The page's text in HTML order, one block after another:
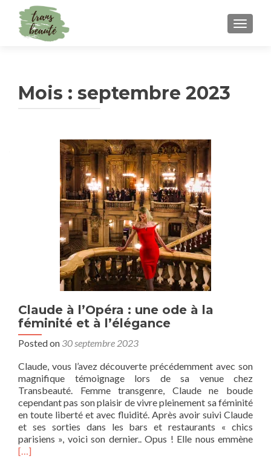
Mois : septembre 2023
Claude à l’Opéra : une ode à la
féminité et à l’élégance
Posted on 30 septembre 2023
Claude, vous l’avez découverte précédemment avec son
magnifique témoignage lors de sa venue chez
Transbeauté. Femme transgenre, Claude ne boude
cependant pas son plaisir de vivre pleinement sa féminité
en toute liberté et avec fluidité. Après avoir suivi Claude
et ses sorties dans les bars et restaurants « chics
parisiens », voici son dernier.. Opus ! Elle nous emmène
[…]